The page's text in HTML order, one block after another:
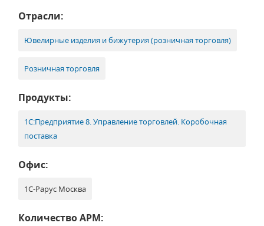
Отрасли:
Ювелирные изделия и бижутерия (розничная торговля)
Розничная торговля
Продукты:
1С:Предприятие 8. Управление торговлей. Коробочная
поставка
Офис:
1С-Рарус Москва
Количество АРМ: